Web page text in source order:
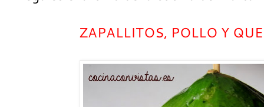
ZAPALLITOS, POLLO Y